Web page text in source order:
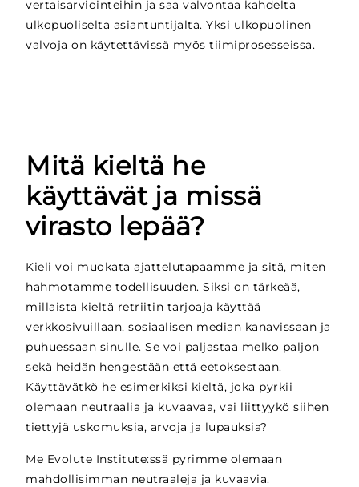
vertaisarviointeihin ja saa valvontaa kahdelta
ulkopuoliselta asiantuntijalta. Yksi ulkopuolinen
valvoja on käytettävissä myös tiimiprosesseissa.
Mitä kieltä he
käyttävät ja missä
virasto lepää?
Kieli voi muokata ajattelutapaamme ja sitä, miten
hahmotamme todellisuuden. Siksi on tärkeää,
millaista kieltä retriitin tarjoaja käyttää
verkkosivuillaan, sosiaalisen median kanavissaan ja
puhuessaan sinulle. Se voi paljastaa melko paljon
sekä heidän hengestään että eetoksestaan.
Käyttävätkö he esimerkiksi kieltä, joka pyrkii
olemaan neutraalia ja kuvaavaa, vai liittyykö siihen
tiettyjä uskomuksia, arvoja ja lupauksia?
Me Evolute Institute:ssä pyrimme olemaan
mahdollisimman neutraaleja ja kuvaavia.